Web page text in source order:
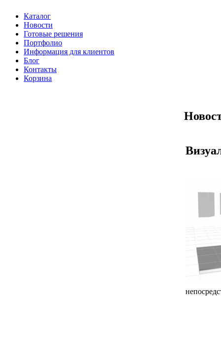
Каталог
Новости
Готовые решения
Портфолио
Информация для клиентов
Блог
Контакты
Корзина